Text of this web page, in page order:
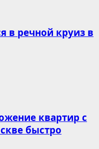
в речной круиз в
квартир с
быстро